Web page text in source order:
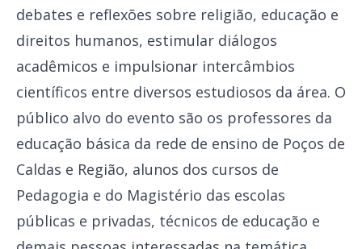
debates e reflexões sobre religião, educação e
direitos humanos, estimular diálogos
acadêmicos e impulsionar intercâmbios
científicos entre diversos estudiosos da área. O
público alvo do evento são os professores da
educação básica da rede de ensino de Poços de
Caldas e Região, alunos dos cursos de
Pedagogia e do Magistério das escolas
públicas e privadas, técnicos de educação e